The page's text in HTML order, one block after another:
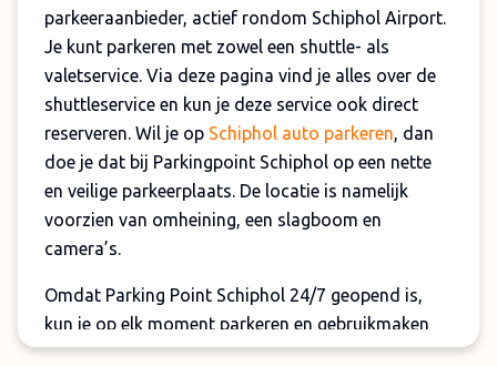
parkeeraanbieder, actief rondom Schiphol Airport.
Je kunt parkeren met zowel een shuttle- als
valetservice. Via deze pagina vind je alles over de
shuttleservice en kun je deze service ook direct
reserveren. Wil je op Schiphol auto parkeren, dan
doe je dat bij Parkingpoint Schiphol op een nette
en veilige parkeerplaats. De locatie is namelijk
voorzien van omheining, een slagboom en
camera’s.
Omdat Parking Point Schiphol 24/7 geopend is,
kun je op elk moment parkeren en gebruikmaken
van de shuttleservice. Na het afgeven van je auto,